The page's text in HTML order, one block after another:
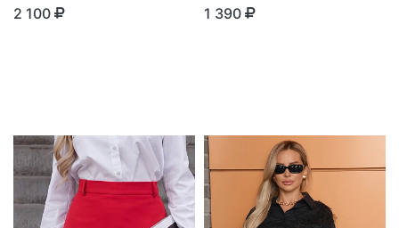
2 100 1 390